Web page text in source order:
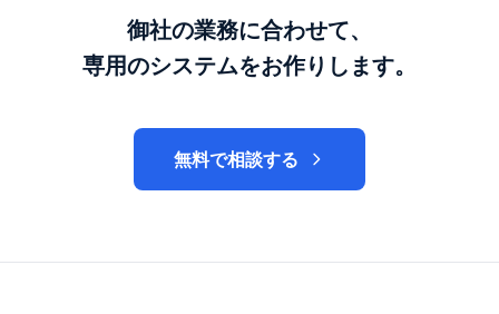
御社の業務に合わせて、
専用のシステムをお作りします。
無料で相談する